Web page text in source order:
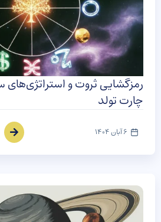
رمزگشایی ثروت و استراتژی‌های
چارت تولد
6 آبان 1404